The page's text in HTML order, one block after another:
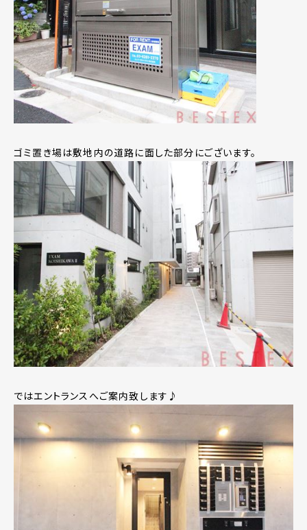
ゴミ置き場は敷地内の道路に面した部分にございます。
ではエントランスへご案内致します♪